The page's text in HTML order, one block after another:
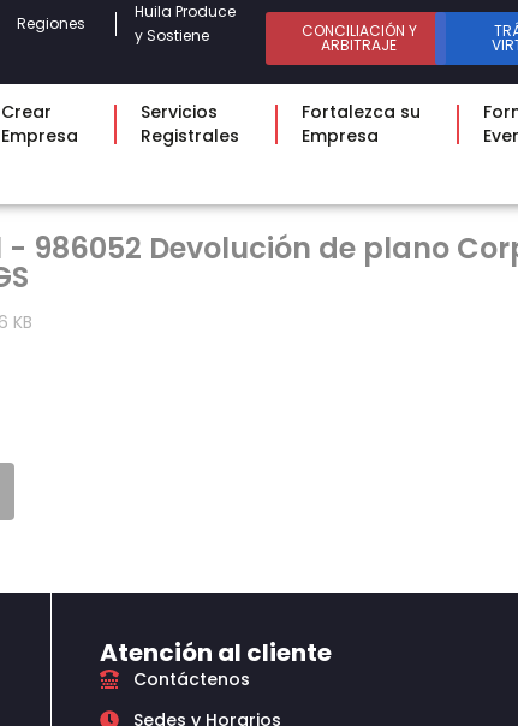
Regiones
Huila Produce
y Sostiene
CONCILIACIÓN Y
ARBITRAJE
Crear
Empresa
Servicios
Registrales
Fortalezca su
Empresa
- 986052 Devolución de plano
KB
Atención al cliente
Contáctenos
Sedes y Horarios